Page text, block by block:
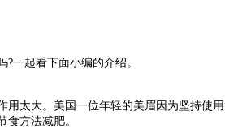
一起看下面小编的介绍。
太大。美国一位年轻的美眉因为坚持使
方法减肥。